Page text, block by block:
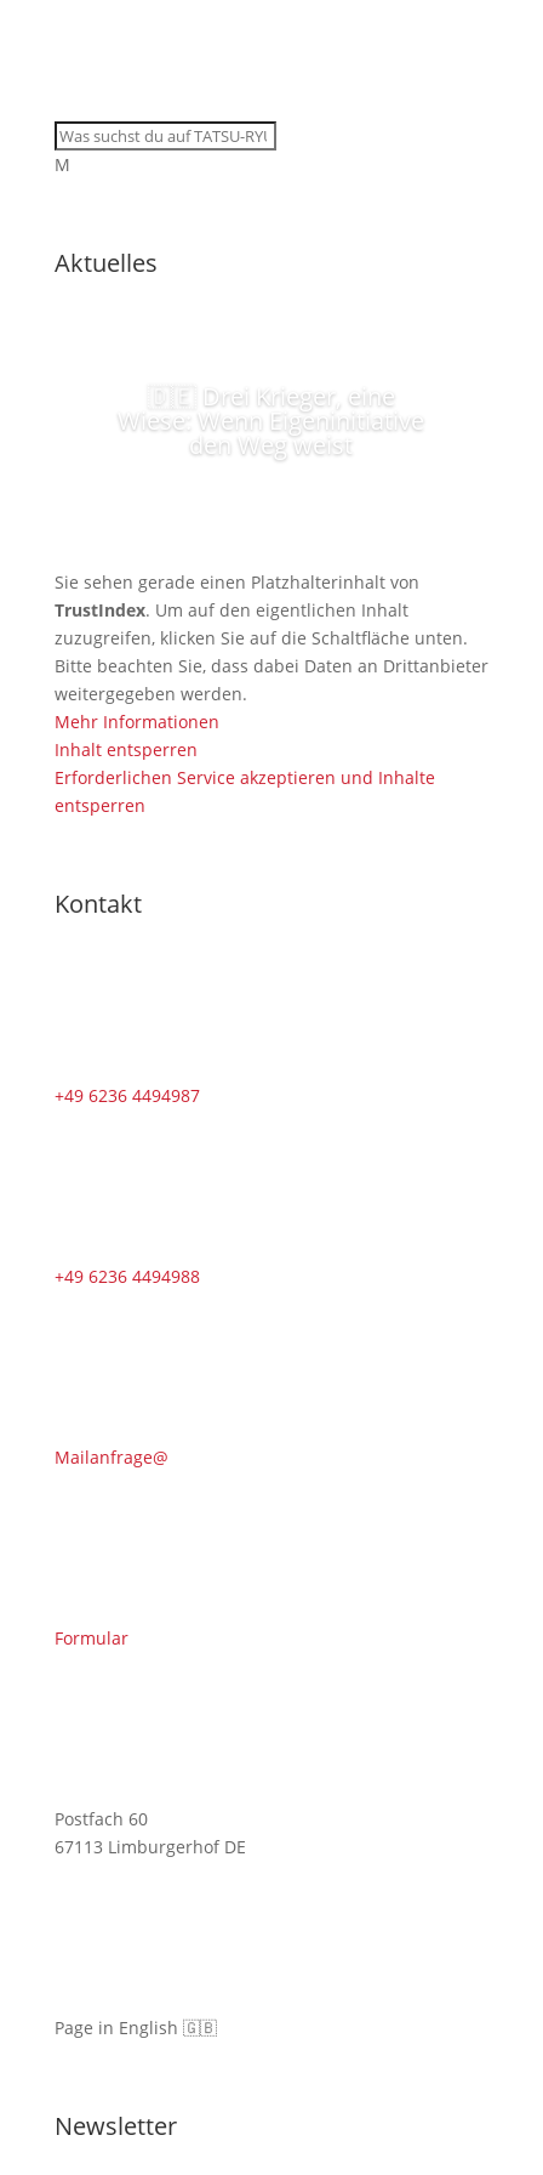
M
Aktuelles
🇩🇪 Drei Krieger, eine
Wiese: Wenn Eigeninitiative
den Weg weist
Sie sehen gerade einen Platzhalterinhalt von
TrustIndex. Um auf den eigentlichen Inhalt
zuzugreifen, klicken Sie auf die Schaltfläche unten.
Bitte beachten Sie, dass dabei Daten an Drittanbieter
weitergegeben werden.
Mehr Informationen
Inhalt entsperren
Erforderlichen Service akzeptieren und Inhalte
entsperren
Kontakt
+49 6236 4494987
+49 6236 4494988
Mailanfrage@
Formular
Postfach 60
67113 Limburgerhof DE
Page in English 🇬🇧
Newsletter